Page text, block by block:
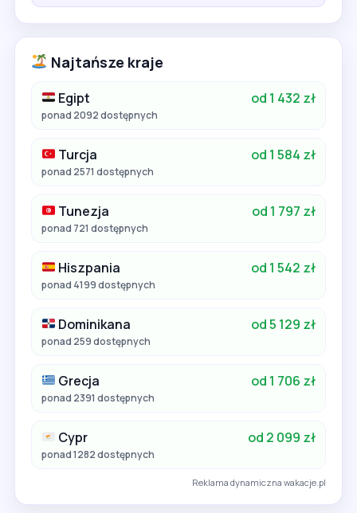
Najtańsze kraje
Egipt od 1 432 zł
ponad 2092 dostępnych
Turcja od 1 584 zł
ponad 2571 dostępnych
Tunezja od 1 797 zł
ponad 721 dostępnych
Hiszpania od 1 542 zł
ponad 4199 dostępnych
Dominikana od 5 129 zł
ponad 259 dostępnych
Grecja od 1 706 zł
ponad 2391 dostępnych
Cypr od 2 099 zł
ponad 1282 dostępnych
Reklama dynamiczna wakacje.pl